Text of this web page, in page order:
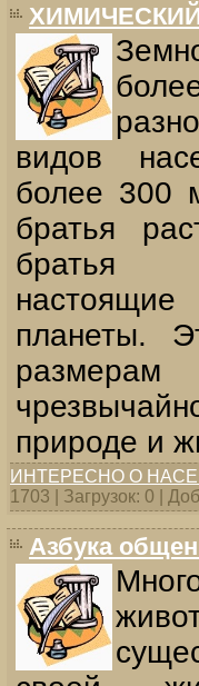
видов
более 300
братья
братья
планеты.
размерам
природе и
ИНТЕРЕСНО О
1703 | Загрузок: 0 |
Азбука